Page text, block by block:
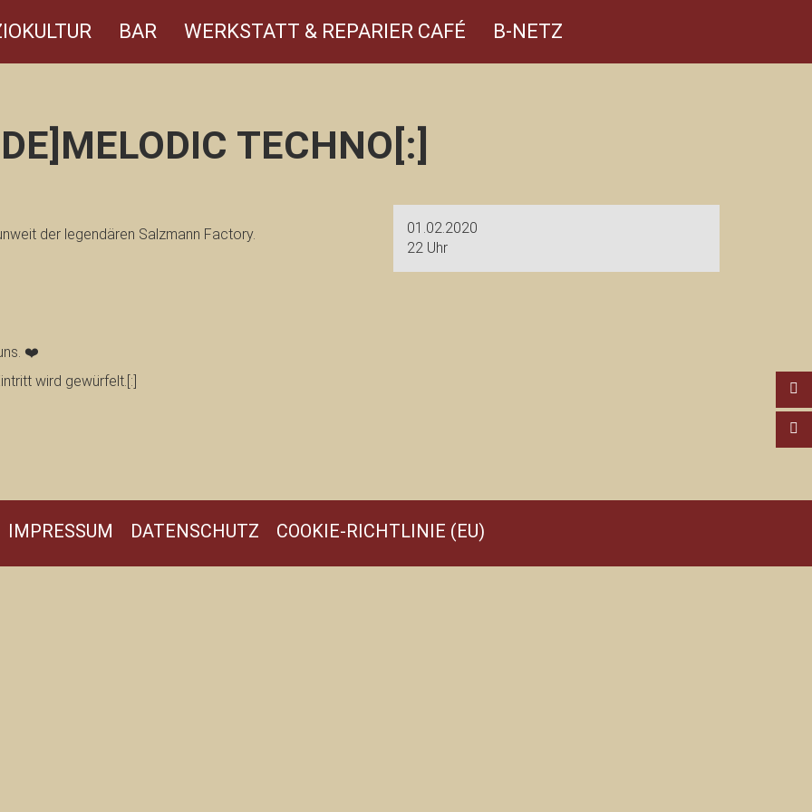
BAR WERKSTATT & REPARIER CAFÉ B-NETZ
TECHNO[:]
der legendären Salzmann Factory.
❤️
wird gewürfelt.[:]
01.02.2020
22 Uhr
IMPRESSUM DATENSCHUTZ COOKIE-RICHTLINIE (EU)